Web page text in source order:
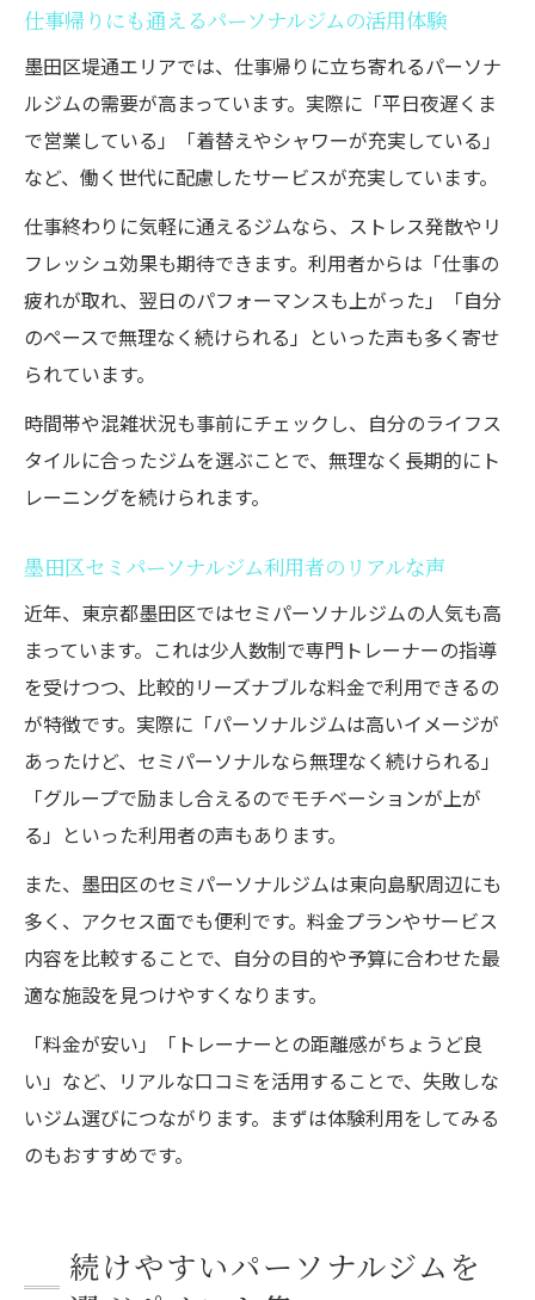
仕事帰りにも通えるパーソナルジムの活用体験
墨田区堤通エリアでは、仕事帰りに立ち寄れるパーソナ
ルジムの需要が高まっています。実際に「平日夜遅くま
で営業している」「着替えやシャワーが充実している」
など、働く世代に配慮したサービスが充実しています。
仕事終わりに気軽に通えるジムなら、ストレス発散やリ
フレッシュ効果も期待できます。利用者からは「仕事の
疲れが取れ、翌日のパフォーマンスも上がった」「自分
のペースで無理なく続けられる」といった声も多く寄せ
られています。
時間帯や混雑状況も事前にチェックし、自分のライフス
タイルに合ったジムを選ぶことで、無理なく長期的にト
レーニングを続けられます。
墨田区セミパーソナルジム利用者のリアルな声
近年、東京都墨田区ではセミパーソナルジムの人気も高
まっています。これは少人数制で専門トレーナーの指導
を受けつつ、比較的リーズナブルな料金で利用できるの
が特徴です。実際に「パーソナルジムは高いイメージが
あったけど、セミパーソナルなら無理なく続けられる」
「グループで励まし合えるのでモチベーションが上が
る」といった利用者の声もあります。
また、墨田区のセミパーソナルジムは東向島駅周辺にも
多く、アクセス面でも便利です。料金プランやサービス
内容を比較することで、自分の目的や予算に合わせた最
適な施設を見つけやすくなります。
「料金が安い」「トレーナーとの距離感がちょうど良
い」など、リアルな口コミを活用することで、失敗しな
いジム選びにつながります。まずは体験利用をしてみる
のもおすすめです。
続けやすいパーソナルジムを